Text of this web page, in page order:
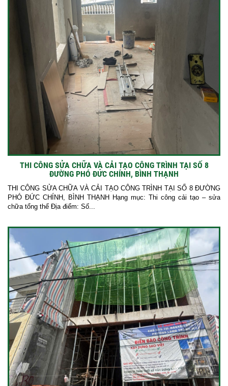
THI CÔNG SỬA CHỮA VÀ CẢI TẠO CÔNG TRÌNH TẠI SỐ 8
ĐƯỜNG PHÓ ĐỨC CHÍNH, BÌNH THẠNH
THI CÔNG SỬA CHỮA VÀ CẢI TẠO CÔNG TRÌNH TẠI SỐ 8 ĐƯỜNG
PHÓ ĐỨC CHÍNH, BÌNH THẠNH Hạng mục: Thi công cải tạo – sửa
chữa tổng thể Địa điểm: Số...